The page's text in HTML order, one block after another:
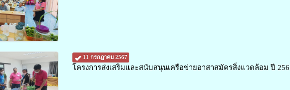
11 กรกฎาคม 2567
โครงการส่งเสริมและสนับสนุนเครือข่ายอาสาสมัครสิ่งแวดล้อม ปี